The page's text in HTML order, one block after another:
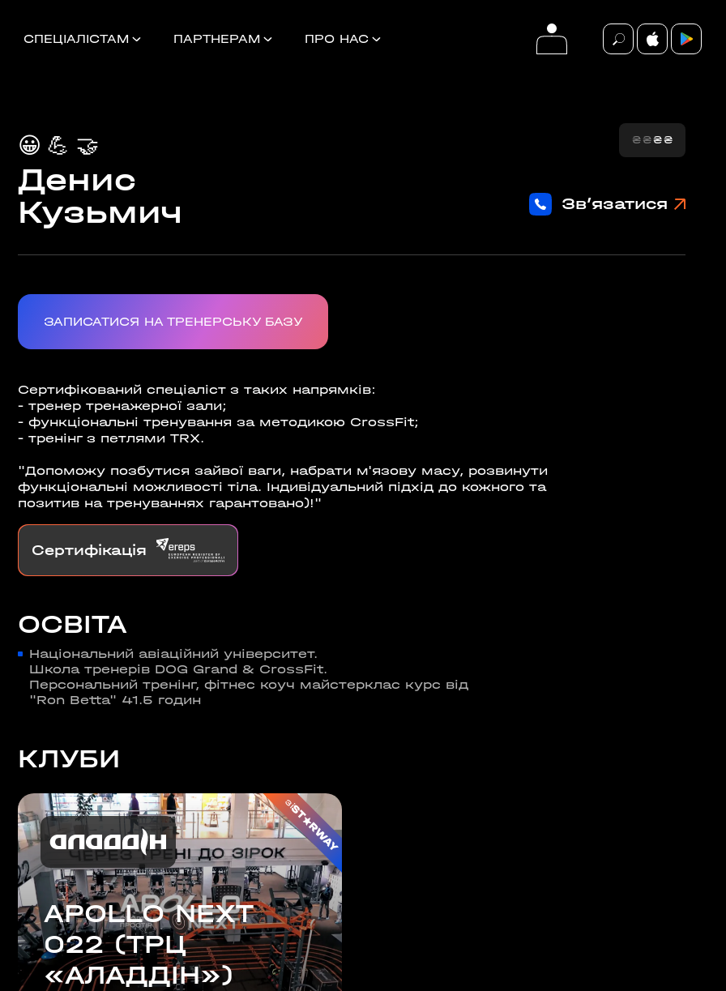
СПЕЦІАЛІСТАМ ПАРТНЕРАМ ПРО НАС
02000
МЕТРО
КОМАНДАМ
ВСІ ПОДІЇ
ВІДКРИТЕ ТРЕНУВАННЯ. YOGA
Сб 23 Травня 08:00 - 10:00
😀 💪 🤝 ₴
₴
₴
₴
Денис
Кузьмич
Зв’язатися
ЗАПИСАТИСЯ НА ТРЕНЕРСЬКУ БАЗУ
Сертифікований спеціаліст з таких напрямків:
- тренер тренажерної зали;
- функціональні тренування за методикою CrossFit;
- тренінг з петлями TRX.
"Допоможу позбутися зайвої ваги, набрати м'язову масу, розвинути
функціональні можливості тіла. Індивідуальний підхід до кожного та
позитив на тренуваннях гарантовано)!"
Сертифікація
ОСВІТА
Національний авіаційний університет.
Школа тренерів DOG Grand & CrossFit.
Персональний тренінг, фітнес коуч майстерклас курс від
"Ron Betta" 41.5 годин
КЛУБИ
зі
APOLLO NEXT
022 (ТРЦ
«АЛАДДІН»)